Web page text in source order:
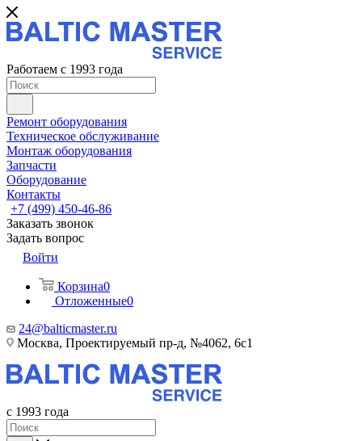
Работаем с 1993 года
Ремонт оборудования
Техническое обслуживание
Монтаж оборудования
Запчасти
Оборудование
Контакты
+7 (499) 450-46-86
Заказать звонок
Задать вопрос
Войти
Корзина0
Отложенные0
24@balticmaster.ru
Москва, Проектируемый пр-д, №4062, 6с1
с 1993 года